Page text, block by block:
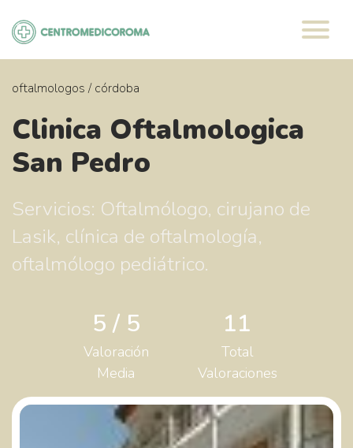
contenido
oftalmologos / córdoba
Clinica Oftalmologica
San Pedro
Servicios: Oftalmólogo, cirujano de
Lasik, clínica de oftalmología,
oftalmólogo pediátrico.
5 / 5
Valoración
Media
11
Total
Valoraciones